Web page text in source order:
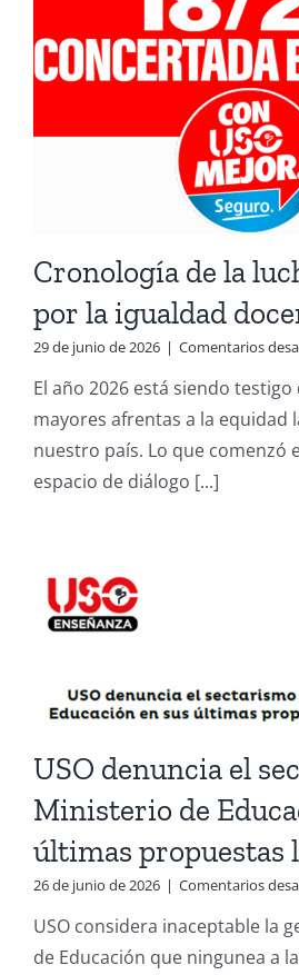
Cronología de la
por la igualdad
29 de junio de 2026 | Comentarios
El año 2026 está siendo testigo
mayores afrentas a la equidad
nuestro país. Lo que comenzó
espacio de diálogo [...]
USO denuncia el
Ministerio de
últimas propuestas
26 de junio de 2026 | Comentarios
USO considera inaceptable la
de Educación que ningunea a